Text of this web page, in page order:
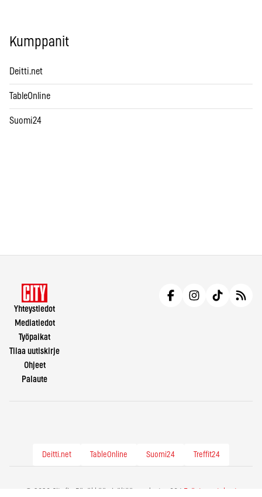
Kumppanit
Deitti.net
TableOnline
Suomi24
Yhteystiedot
Mediatiedot
Työpaikat
Tilaa uutiskirje
Ohjeet
Palaute
Deitti.net TableOnline Suomi24 Treffit24